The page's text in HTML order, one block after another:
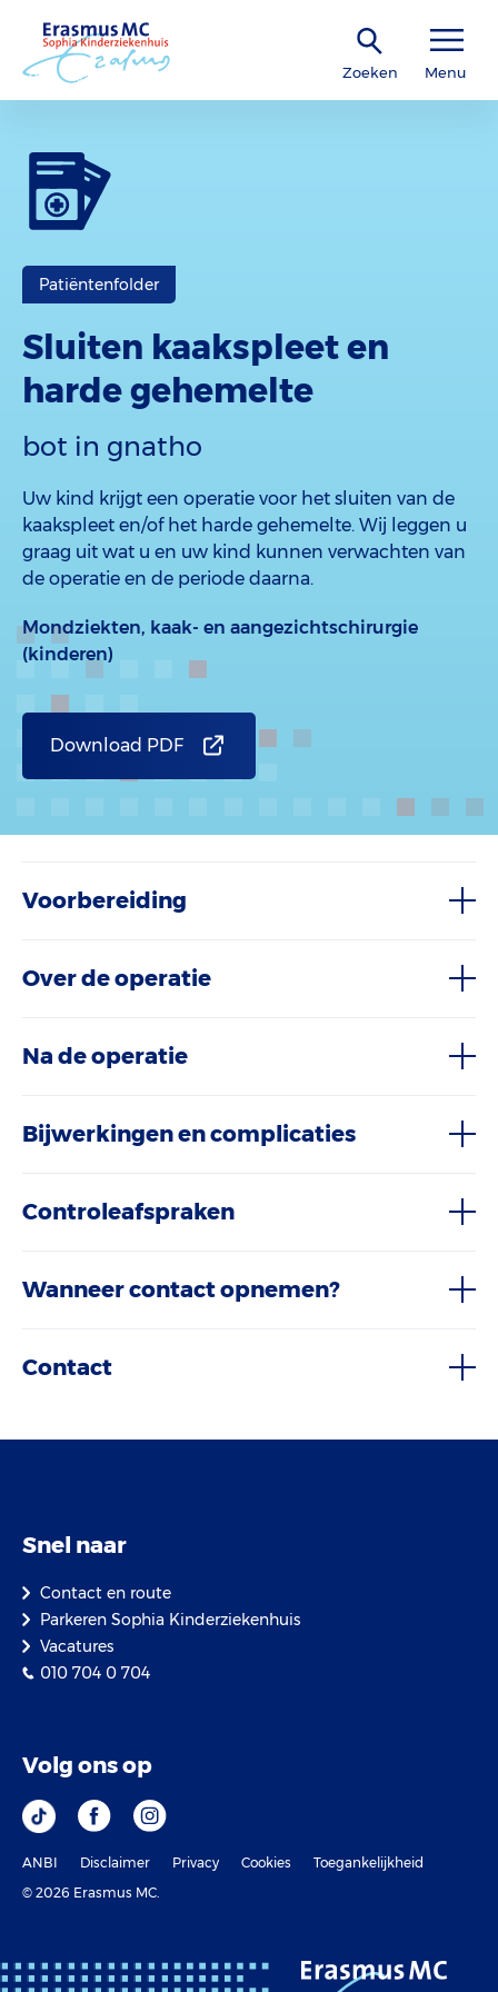
Zoeken Menu
Patiëntenfolder
Sluiten kaakspleet en
harde gehemelte
bot in gnatho
Uw kind krijgt een operatie voor het sluiten van de
kaakspleet en/of het harde gehemelte. Wij leggen u
graag uit wat u en uw kind kunnen verwachten van
de operatie en de periode daarna.
Mondziekten, kaak- en aangezichtschirurgie
(kinderen)
Download PDF
Voorbereiding
Over de operatie
Na de operatie
Bijwerkingen en complicaties
Controleafspraken
Wanneer contact opnemen?
Contact
Snel naar
Contact en route
Parkeren Sophia Kinderziekenhuis
Vacatures
010 704 0 704
Volg ons op
ANBI Disclaimer Privacy Cookies
Toegankelijkheid
© 2026 Erasmus MC.